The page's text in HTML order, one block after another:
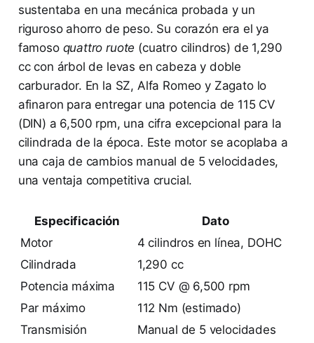
sustentaba en una mecánica probada y un
riguroso ahorro de peso. Su corazón era el ya
famoso quattro ruote (cuatro cilindros) de 1,290
cc con árbol de levas en cabeza y doble
carburador. En la SZ, Alfa Romeo y Zagato lo
afinaron para entregar una potencia de 115 CV
(DIN) a 6,500 rpm, una cifra excepcional para la
cilindrada de la época. Este motor se acoplaba a
una caja de cambios manual de 5 velocidades,
una ventaja competitiva crucial.
Especificación
Dato
Motor
4 cilindros en línea, DOHC
Cilindrada
1,290 cc
Potencia máxima
115 CV @ 6,500 rpm
Par máximo
112 Nm (estimado)
Transmisión
Manual de 5 velocidades